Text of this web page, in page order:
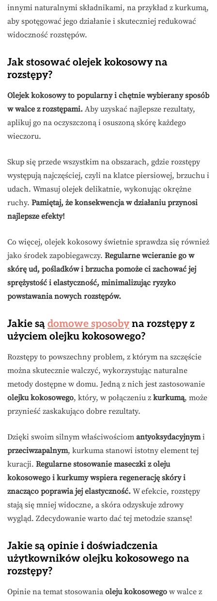
innymi naturalnymi składnikami, na przykład z kurkumą,
aby spotęgować jego działanie i skuteczniej redukować
widoczność rozstępów.
Jak stosować olejek kokosowy na
rozstępy?
Olejek kokosowy to popularny i chętnie wybierany sposób
w walce z rozstępami. Aby uzyskać najlepsze rezultaty,
aplikuj go na oczyszczoną i osuszoną skórę każdego
wieczoru.
Skup się przede wszystkim na obszarach, gdzie rozstępy
występują najczęściej, czyli na klatce piersiowej, brzuchu i
udach. Wmasuj olejek delikatnie, wykonując okrężne
ruchy. Pamiętaj, że konsekwencja w działaniu przynosi
najlepsze efekty!
Co więcej, olejek kokosowy świetnie sprawdza się również
jako środek zapobiegawczy. Regularne wcieranie go w
skórę ud, pośladków i brzucha pomoże ci zachować jej
sprężystość i elastyczność, minimalizując ryzyko
powstawania nowych rozstępów.
Jakie są domowe sposoby na rozstępy z
użyciem olejku kokosowego?
Rozstępy to powszechny problem, z którym na szczęście
można skutecznie walczyć, wykorzystując naturalne
metody dostępne w domu. Jedną z nich jest zastosowanie
olejku kokosowego, który, w połączeniu z kurkumą, może
przynieść zaskakująco dobre rezultaty.
Dzięki swoim silnym właściwościom antyoksydacyjnymi
przeciwzapalnym, kurkuma stanowi istotny element tej
kuracji. Regularne stosowanie maseczki z oleju
kokosowego i kurkumy wspiera regenerację skóry i
znacząco poprawia jej elastyczność. W efekcie, rozstępy
stają się mniej widoczne, a skóra odzyskuje zdrowy
wygląd. Zdecydowanie warto dać tej metodzie szansę!
Jakie są opinie i doświadczenia
użytkowników olejku kokosowego na
rozstępy?
Opinie na temat stosowania oleju kokosowego w walce z